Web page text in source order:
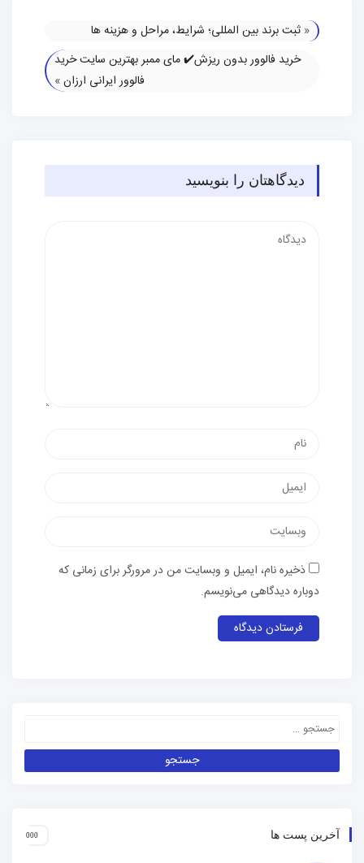
« ثبت برند بین المللی؛ شرایط، مراحل و هزینه ها
خرید فالوور بدون ریزش✔️ مای ممبر بهترین سایت خرید
فالوور ایرانی ارزان»
دیدگاهتان را بنویسید
ذخیره نام، ایمیل و وبسایت من در مرورگر برای زمانی که
دوباره دیدگاهی می‌نویسم.
آخرین پست ها